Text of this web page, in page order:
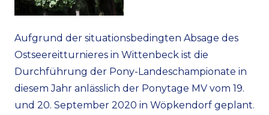
Aufgrund der situationsbedingten Absage des
Ostseereitturnieres in Wittenbeck ist die
Durchführung der Pony-Landeschampionate in
diesem Jahr anlässlich der Ponytage MV vom 19.
und 20. September 2020 in Wöpkendorf geplant.